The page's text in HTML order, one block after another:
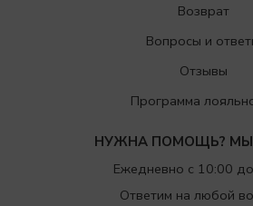
Возврат
Вопросы и
Отзывы
Программа
НУЖНА ПОМОЩЬ?
Ежедневно с 10:00
Ответим на любой